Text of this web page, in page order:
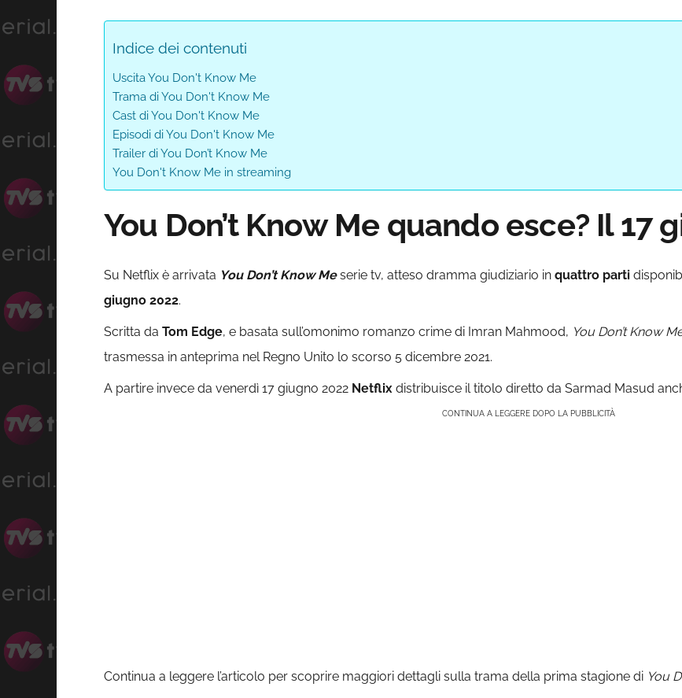
Indice dei contenuti
Uscita You Don't Know Me
Trama di You Don't Know Me
Cast di You Don't Know Me
Episodi di You Don't Know Me
Trailer di You Don’t Know Me
You Don't Know Me in streaming
You Don’t Know Me quando esce? Il 17
Su Netflix è arrivata You Don’t Know Meserie tv, atteso dramma giudiziario in quattro parti
giugno 2022.
Scritta da Tom Edge, e basata sull’omonimo romanzo crime di Imran Mahmood, You Don’t Know
trasmessa in anteprima nel Regno Unito lo scorso 5 dicembre 2021.
A partire invece da venerdì 17 giugno 2022 Netflix distribuisce il titolo diretto da Sarmad Masud
CONTINUA A LEGGERE DOPO LA PUBBLICITÀ
Continua a leggere l’articolo per scoprire maggiori dettagli sulla trama della prima stagione di You